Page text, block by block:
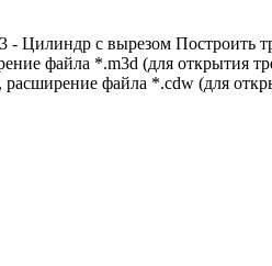
с вырезом Построить
файла *.m3d (для открытия
файла *.cdw (для